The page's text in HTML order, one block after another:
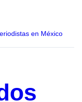
en México